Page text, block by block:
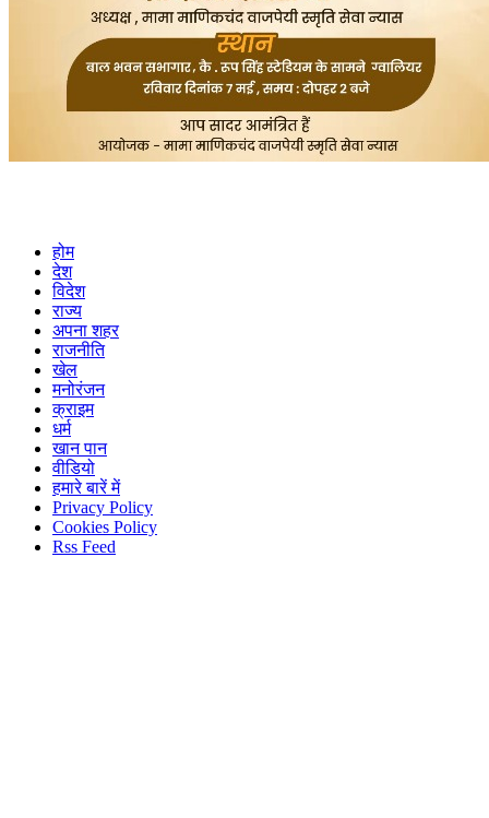
होम
देश
विदेश
राज्य
अपना शहर
राजनीति
खेल
मनोरंजन
क्राइम
धर्म
खान पान
वीडियो
हमारे बारें में
Privacy Policy
Cookies Policy
Rss Feed